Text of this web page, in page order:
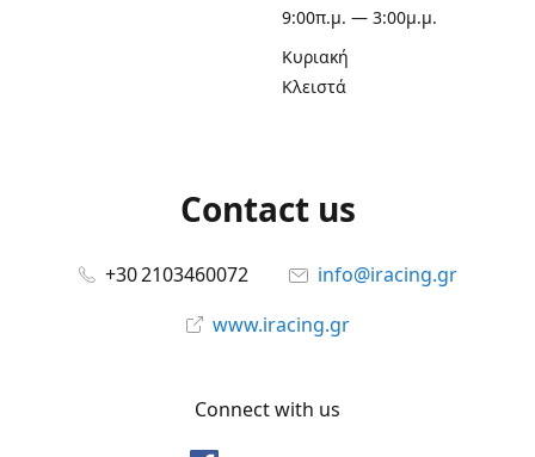
9:00π.μ. — 3:00μ.μ.
Κυριακή
Κλειστά
Contact us
+30 2103460072
info@iracing.gr
www.iracing.gr
Connect with us